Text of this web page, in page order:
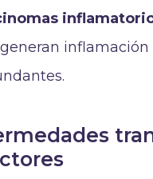
inflamación